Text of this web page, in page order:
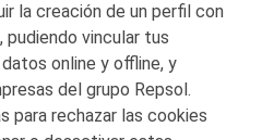
WEB
la creación de un perfil con
pudiendo vincular tus
online y offline, y
del grupo Repsol.
para rechazar las cookies